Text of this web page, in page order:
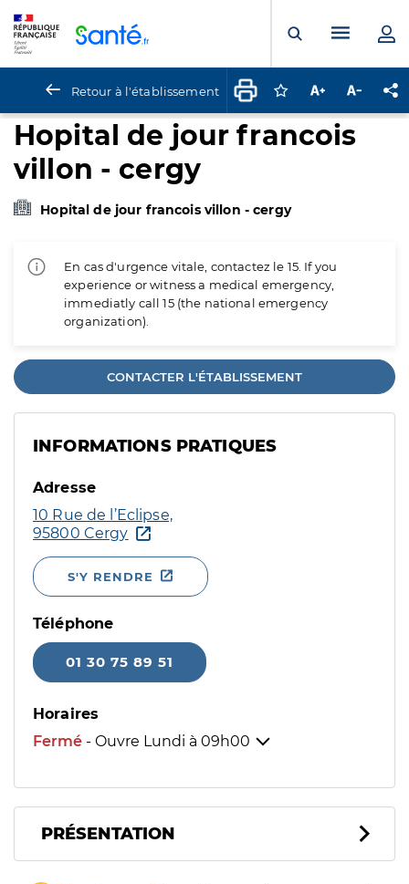
Ouvrir laMenu
Retour à l'établissement Connectez-vous
Augmenter la
Hopital de jour francois
villon - cergy
Hopital de jour francois villon - cergy
En cas d'urgence vitale, contactez le 15. If you
experience or witness a medical emergency,
immediatly call 15 (the national emergency
organization).
CONTACTER L'ÉTABLISSEMENT
INFORMATIONS PRATIQUES
Adresse
10 Rue de l’Eclipse,
95800 Cergy
S'Y RENDRE
Téléphone
01 30 75 89 51
Horaires
Fermé - Ouvre Lundi à 09h00
PRÉSENTATION